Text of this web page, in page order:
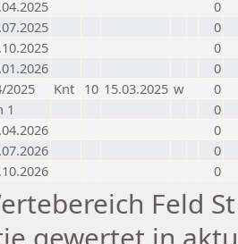
0
0
0
0
2025 Knt 10 15.03.2025 w
0
1
0
0
0
0
Feld